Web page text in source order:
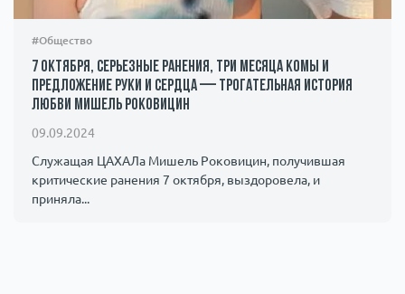
#Общество
7 октября, серьезные ранения, три месяца комы и
предложение руки и сердца — трогательная история
любви Мишель Роковицин
09.09.2024
Служащая ЦАХАЛа Мишель Роковицин, получившая
критические ранения 7 октября, выздоровела, и
приняла...